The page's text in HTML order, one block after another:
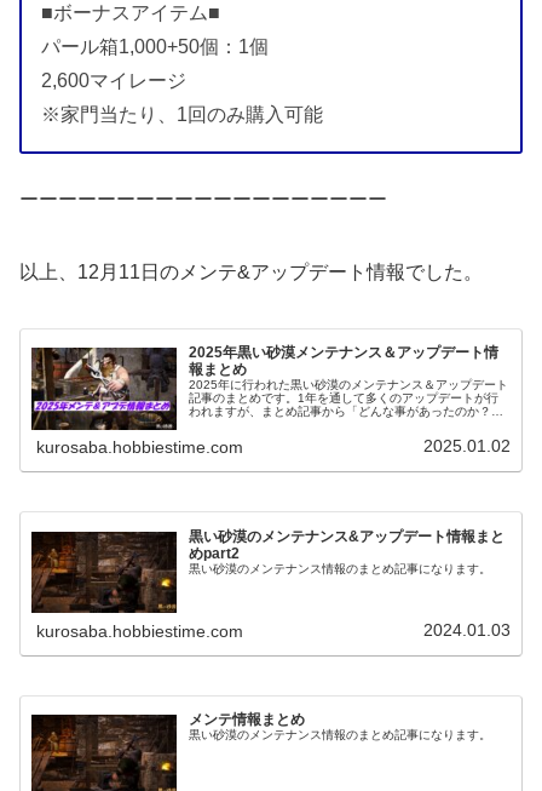
■ボーナスアイテム■
パール箱1,000+50個：1個
2,600マイレージ
※家門当たり、1回のみ購入可能
ーーーーーーーーーーーーーーーーーーー
以上、12月11日のメンテ&アップデート情報でした。
2025年黒い砂漠メンテナンス＆アップデート情
報まとめ
2025年に行われた黒い砂漠のメンテナンス＆アップデート
記事のまとめです。1年を通して多くのアップデートが行
われますが、まとめ記事から「どんな事があったのか？」
kurosaba.hobbiestime.com 2025.01.02
黒い砂漠のメンテナンス&アップデート情報まと
めpart2
黒い砂漠のメンテナンス情報のまとめ記事になります。
kurosaba.hobbiestime.com 2024.01.03
メンテ情報まとめ
黒い砂漠のメンテナンス情報のまとめ記事になります。